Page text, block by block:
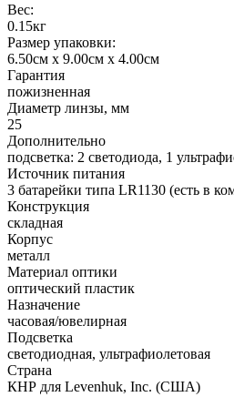
Вес:
0.15кг
Размер упаковки:
6.50см x 9.00см x 4.00см
Гарантия
пожизненная
Диаметр линзы, мм
25
Дополнительно
подсветка: 2 светодиода, 1
Источник питания
3 батарейки типа LR1130 (есть в
Конструкция
складная
Корпус
металл
Материал оптики
оптический пластик
Назначение
часовая/ювелирная
Подсветка
светодиодная, ультрафиолетовая
Страна
КНР для Levenhuk, Inc. (США)